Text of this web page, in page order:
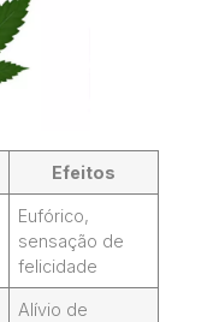
Efeitos
Eufórico,
sensação de
felicidade
Alívio de